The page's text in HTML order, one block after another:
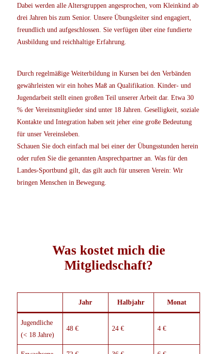
Dabei werden alle Altersgruppen angesprochen, vom Kleinkind ab
drei Jahren bis zum Senior. Unsere Übungsleiter sind engagiert,
freundlich und aufgeschlossen. Sie verfügen über eine fundierte
Ausbildung und reichhaltige Erfahrung.
Durch regelmäßige Weiterbildung in Kursen bei den Verbänden
gewährleisten wir ein hohes Maß an Qualifikation. Kinder- und
Jugendarbeit stellt einen großen Teil unserer Arbeit dar. Etwa 30
% der Vereinsmitglieder sind unter 18 Jahren. Geselligkeit, soziale
Kontakte und Integration haben seit jeher eine große Bedeutung
für unser Vereinsleben.
Schauen Sie doch einfach mal bei einer der Übungsstunden herein
oder rufen Sie die genannten Ansprechpartner an. Was für den
Landes-Sportbund gilt, das gilt auch für unseren Verein: Wir
bringen Menschen in Bewegung.
Was kostet mich die
Mitgliedschaft?
Jahr Halbjahr Monat
Jugendliche
(< 18 Jahre)
48 € 24 € 4 €